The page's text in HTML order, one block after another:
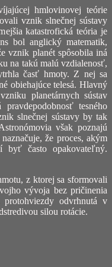
hmlovinovej teórie
vznik slnečnej sústavy
katastrofická teória je
bol anglický matematik,
vznik planét spôsobila iná
na takú malú vzdialenosť,
časť hmoty. Z nej sa
obiehajúce telesá. Hlavný
planetárnych sústav
tesného
slnečnej sústavy by tak
však poznajú
že proces, akým
byť často opakovateľný.
z ktorej sa sformovali
vývoja bez pričinenia
odvrhnutá v
silou rotácie.